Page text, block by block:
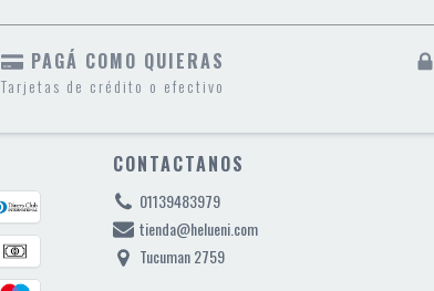
PAGÁ COMO QUIERAS
Tarjetas de crédito o efectivo
CONTACTANOS
01139483979
tienda@helueni.com
Tucuman 2759